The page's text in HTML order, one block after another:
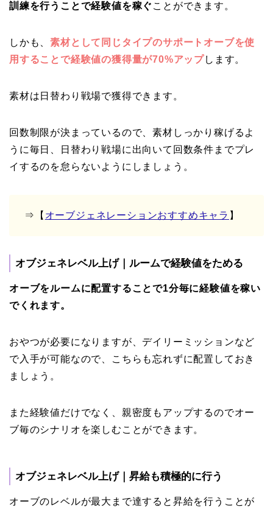
訓練を行うことで経験値を稼ぐ ことができます。
しかも、素材として同じタイプのサポートオーブを使
用することで経験値の獲得量が70%アップします。
素材は日替わり戦場で獲得できます。
回数制限が決まっているので、素材しっかり稼げるよ
うに毎日、日替わり戦場に出向いて回数条件までプレ
イするのを怠らないようにしましょう。
⇒【 オーブジェネレーションおすすめキャラ 】
オブジェネレベル上げ｜ルームで経験値をためる
オーブをルームに配置することで1分毎に経験値を稼い
でくれます。
おやつが必要になりますが、デイリーミッションなど
で入手が可能なので、こちらも忘れずに配置しておき
ましょう。
また経験値だけでなく、親密度もアップするのでオー
ブ毎のシナリオを楽しむことができます。
オブジェネレベル上げ｜昇給も積極的に行う
オーブのレベルが最大まで達すると昇給を行うことが